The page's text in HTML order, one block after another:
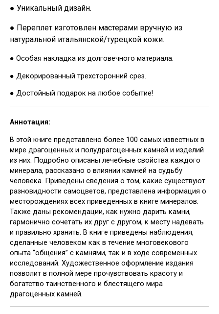
● Уникальный дизайн.
● Переплет изготовлен мастерами вручную из
натуральной итальянской/турецкой кожи.
● Особая накладка из долговечного материала.
● Декорированный трехсторонний срез.
● Достойный подарок на любое событие!
Аннотация:
В этой книге представлено более 100 самых известных в
мире драгоценных и полудрагоценных камней и изделий
из них. Подробно описаны лечебные свойства каждого
минерала, рассказано о влиянии камней на судьбу
человека. Приведены сведения о том, какие существуют
разновидности самоцветов, представлена информация о
месторождениях всех приведенных в книге минералов.
Также даны рекомендации, как нужно дарить камни,
гармонично сочетать их друг с другом, к месту надевать
и правильно хранить. В книге приведены наблюдения,
сделанные человеком как в течение многовекового
опыта “общения” с камнями, так и в ходе современных
исследований. Художественное оформление издания
позволит в полной мере прочувствовать красоту и
богатство таинственного и блестящего мира
драгоценных камней.